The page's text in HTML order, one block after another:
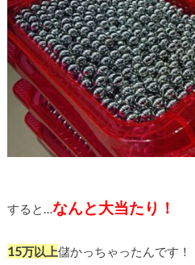
すると…なんと大当たり！
15万以上儲かっちゃったんです！